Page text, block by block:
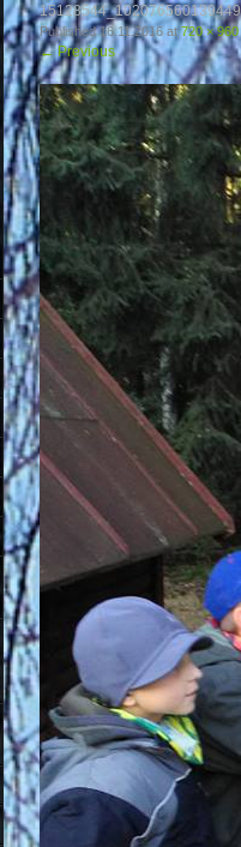
Published16.11.2016 at720 × 960
←Previous